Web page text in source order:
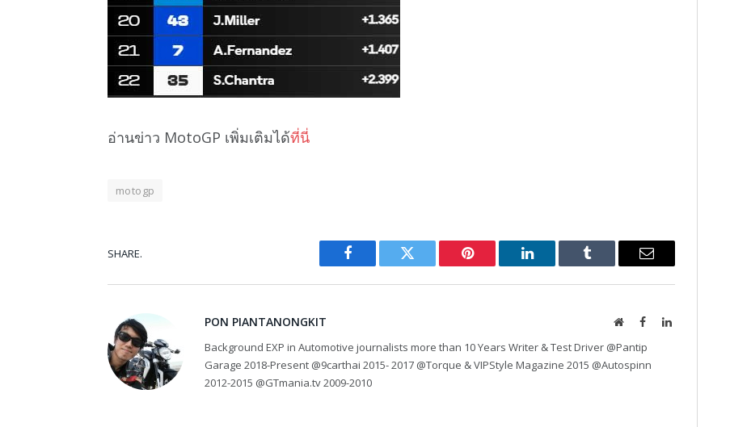
อ่านข่าว MotoGP เพิ่มเติมได้ที่นี่
motogp
SHARE.
Facebook Twitter Pinterest LinkedIn Tumblr Email
PON PIANTANONGKIT WebsiteFacebookLinkedIn
Background EXP in Automotive journalists more than 10 Years Writer & Test Driver @Pantip
Garage 2018-Present @9carthai 2015- 2017 @Torque & VIPStyle Magazine 2015 @Autospinn
2012-2015 @GTmania.tv 2009-2010